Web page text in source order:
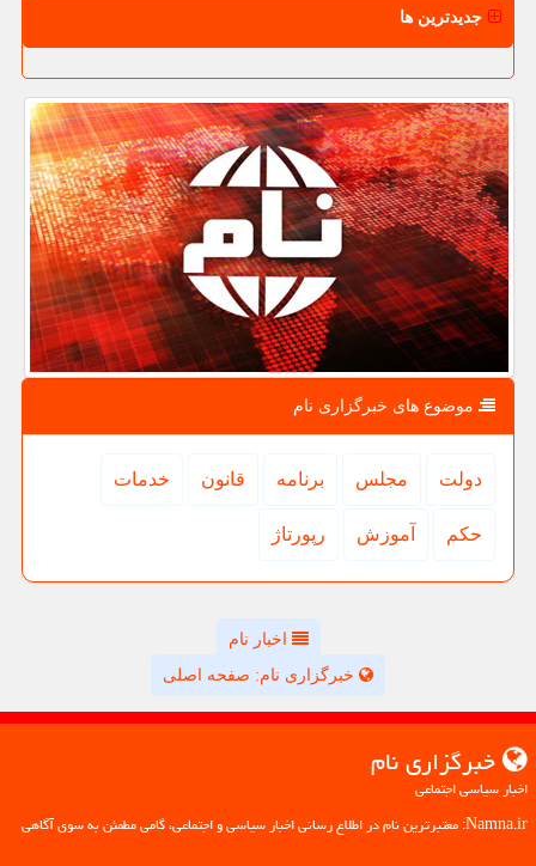
جدیدترین ها
موضوع های خبرگزاری نام
دولت مجلس برنامه قانون خدمات
حكم آموزش رپورتاژ
اخبار نام
خبرگزاری نام: صفحه اصلی
خبرگزاری نام
اخبار سیاسی اجتماعی
Namna.ir: معتبرترین نام در اطلاع رسانی اخبار سیاسی و اجتماعی، گامی مطمئن به سوی آگاهی